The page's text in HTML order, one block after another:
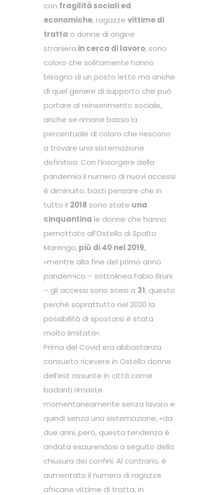
con fragilità sociali ed
economiche, ragazze vittime di
tratta o donne di origine
straniera in cerca di lavoro, sono
coloro che solitamente hanno
bisogno di un posto letto ma anche
di quel genere di supporto che può
portare al reinserimento sociale,
anche se rimane bassa la
percentuale di coloro che riescono
a trovare una sistemazione
definitiva. Con l’insorgere della
pandemia il numero di nuovi accessi
è diminuito, basti pensare che in
tutto il 2018 sono state una
cinquantina le donne che hanno
pernottato all’Ostello di Spalto
Marengo,più di 40 nel 2019,
«mentre alla fine del primo anno
pandemico – sottolinea Fabio Bruni
– gli accessi sono scesi a 31, questo
perché soprattutto nel 2020 la
possibilità di spostarsi è stata
molto limitata».
Prima del Covid era abbastanza
consueto ricevere in Ostello donne
dell’est assunte in città come
badanti rimaste
momentaneamente senza lavoro e
quindi senza una sistemazione, «da
due anni, però, questa tendenza è
andata esaurendosi a seguito della
chiusura dei confini. Al contrario, è
aumentato il numero di ragazze
africane vittime di tratta, in